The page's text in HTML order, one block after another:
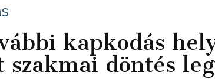
kapkodás
szakmai döntés